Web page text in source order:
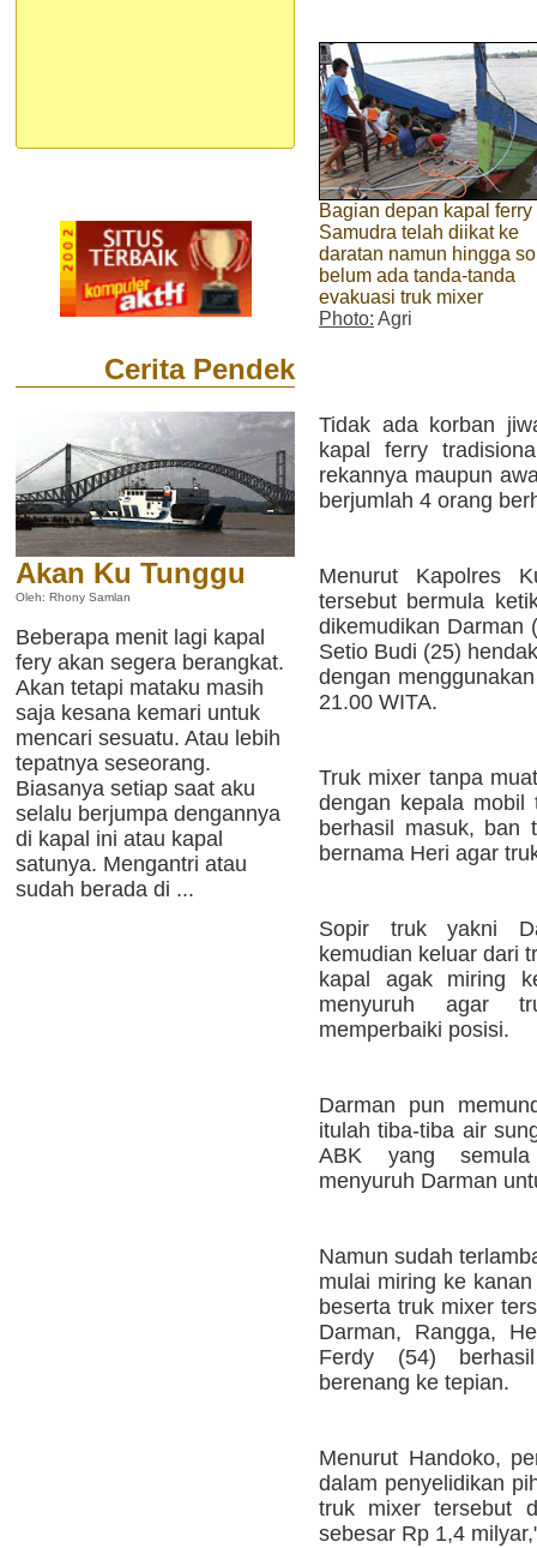
Cerita Pendek
Akan Ku Tunggu
Oleh: Rhony Samlan
Beberapa menit lagi kapal
fery akan segera berangkat.
Akan tetapi mataku masih
saja kesana kemari untuk
mencari sesuatu. Atau lebih
tepatnya seseorang.
Biasanya setiap saat aku
selalu berjumpa dengannya
di kapal ini atau kapal
satunya. Mengantri atau
sudah berada di ...
Bagian depan kapal ferry
Samudra telah diikat ke
daratan namun hingga
belum ada tanda-tanda
evakuasi truk mixer
Photo: Agri
Tidak ada korban
kapal ferry
rekannya maupun
berjumlah 4 orang
Menurut Kapolres
tersebut bermula
dikemudikan Darman
Setio Budi (25)
dengan
21.00 WITA.
Truk mixer tanpa
dengan kepala mobil
berhasil masuk, ban
bernama Heri agar
Sopir truk yakni
kemudian keluar dari
kapal agak miring
menyuruh agar
memperbaiki posisi.
Darman pun
itulah tiba-tiba air
ABK yang
menyuruh Darman
Namun sudah
mulai miring ke
beserta truk mixer
Darman, Rangga,
Ferdy (54)
berenang ke tepian.
Menurut Handoko,
dalam penyelidikan
truk mixer tersebut
sebesar Rp 1,4